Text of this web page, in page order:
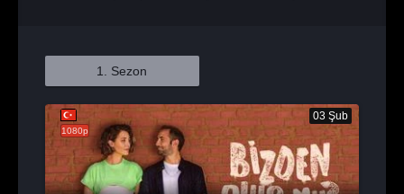
1. Sezon
1080p
03 Şub